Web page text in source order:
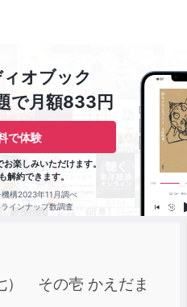
オブック
で月額833円
で体験
楽しみいただけます。
解約できます。
構2023年11月調べ
インナップ数調査
） その壱 かえだま